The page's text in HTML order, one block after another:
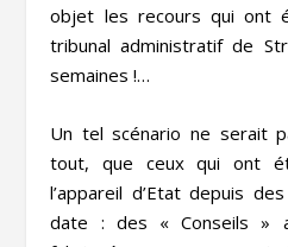
objet les recours qui ont
tribunal administratif de
semaines !…
Un tel scénario ne serait
tout, que ceux qui ont
l’appareil d’Etat depuis
date : des «Conseils »